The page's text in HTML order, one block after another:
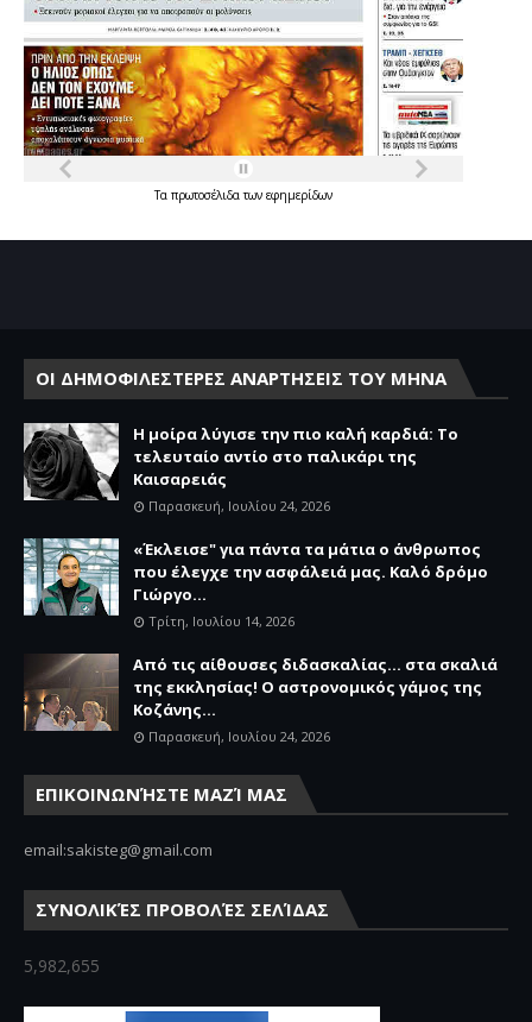
Τα πρωτοσέλιδατων εφημερίδων
ΟΙ ΔΗΜΟΦΙΛΕΣΤΕΡΕΣ ΑΝΑΡΤΗΣΕΙΣ ΤΟΥ ΜΗΝΑ
Η μοίρα λύγισε την πιο καλή καρδιά: Το
τελευταίο αντίο στο παλικάρι της
Καισαρειάς
Παρασκευή, Ιουλίου 24, 2026
«Έκλεισε" για πάντα τα μάτια ο άνθρωπος
που έλεγχε την ασφάλειά μας. Καλό δρόμο
Γιώργο...
Τρίτη, Ιουλίου 14, 2026
Από τις αίθουσες διδασκαλίας… στα σκαλιά
της εκκλησίας! Ο αστρονομικός γάμος της
Κοζάνης...
Παρασκευή, Ιουλίου 24, 2026
ΕΠΙΚΟΙΝΩΝΉΣΤΕ ΜΑΖΊ ΜΑΣ
email:sakisteg@gmail.com
ΣΥΝΟΛΙΚΈΣ ΠΡΟΒΟΛΈΣ ΣΕΛΊΔΑΣ
5,982,655